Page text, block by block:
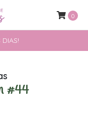
0
#44